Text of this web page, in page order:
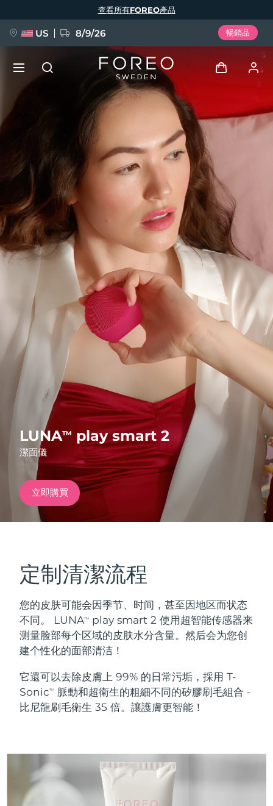
LUNATM play smart 2
潔面儀
立即購買
定制清潔流程
您的皮肤可能会因季节、时间，甚至因地区而状态
不同。 LUNATM
play smart 2 使用超智能传感器来
测量脸部每个区域的皮肤水分含量。然后会为您创
建个性化的面部清洁！
它還可以去除皮膚上 99% 的日常污垢，採用 T-
SonicTM
脈動和超衛生的粗細不同的矽膠刷毛組合 -
比尼龍刷毛衛生 35 倍。讓護膚更智能！
查看所有FOREO產品
US 8/9/26 暢銷品
登入
我的設備
我的訂單
我的地址
我的訂閱
FAQ™ Pure Beauty-Tech Elixir
BREAKING NEWS
issa™ Teeth Whitening Set
FAQ™ Dual LED Panel
熱門產品
特別優惠 暢銷產品
紅光療法
面部清潔
LUNA™ 4 套裝
Anti-aging massage
LUNA™ 4 Plus
LUNA™ 4 Men
For men, anti-aging massage
緊致提拉
BEAR™ 2 套裝
Microcurrent toning
BEAR™ 2 go
BEAR™ 2 eyes & lips
Microcurrent line smoothing device
補水保濕
UFO™ 3 套裝
UFO™ 3 LED
Near-infrared and red light therapy
口腔護理
issa™ 4
issa™ 4 plus
Smart hybrid silicone sonic toothbrush
抗老 LED 護理
NEW
語言
English Deutsch
Español
Français
Português
Polski
Svenska
Русский
Türkçe
简体中文 繁體中文
發貨國家
美國 預計送達日期 8/9/26
英國 預計送達日期 8/8/26
西班牙 預計送達日期8/8/26
澳洲 預計送達日期8/11/26
預計送達日期
德國 預計送達日期
加拿大
奧地利
比利時 預計送達日期8/8/26
百慕達
波士尼亞與赫塞哥維納 預計送達日期 8/11/26
汶萊 預計送達日期
加拿大 預計送達日期
智利